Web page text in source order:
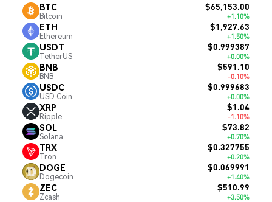
BTC
Bitcoin
$65,153.00
+1.10%
ETH
Ethereum
$1,927.63
+1.50%
USDT
TetherUS
$0.999387
+0.00%
BNB
BNB
$591.10
-0.10%
USDC
USD Coin
$0.999683
+0.00%
XRP
Ripple
$1.04
-1.10%
SOL
Solana
$73.82
+0.70%
TRX
Tron
$0.327755
+0.20%
DOGE
Dogecoin
$0.069991
+1.40%
ZEC
Zcash
$510.99
+3.50%